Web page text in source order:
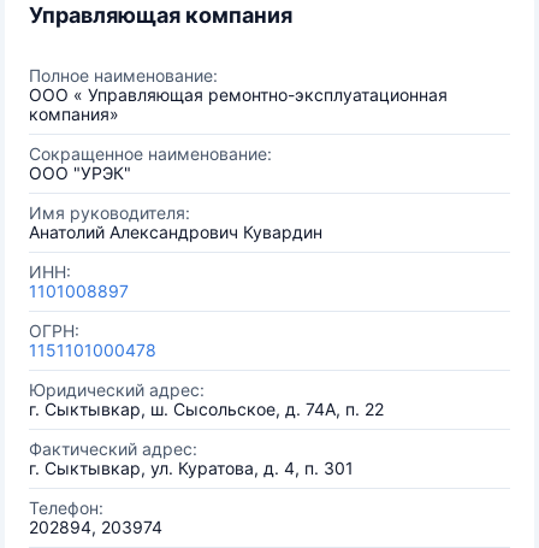
Управляющая компания
Полное наименование:
ООО « Управляющая ремонтно-эксплуатационная
компания»
Сокращенное наименование:
ООО "УРЭК"
Имя руководителя:
Анатолий Александрович Кувардин
ИНН:
1101008897
ОГРН:
1151101000478
Юридический адрес:
г. Сыктывкар, ш. Сысольское, д. 74А, п. 22
Фактический адрес:
г. Сыктывкар, ул. Куратова, д. 4, п. 301
Телефон:
202894, 203974